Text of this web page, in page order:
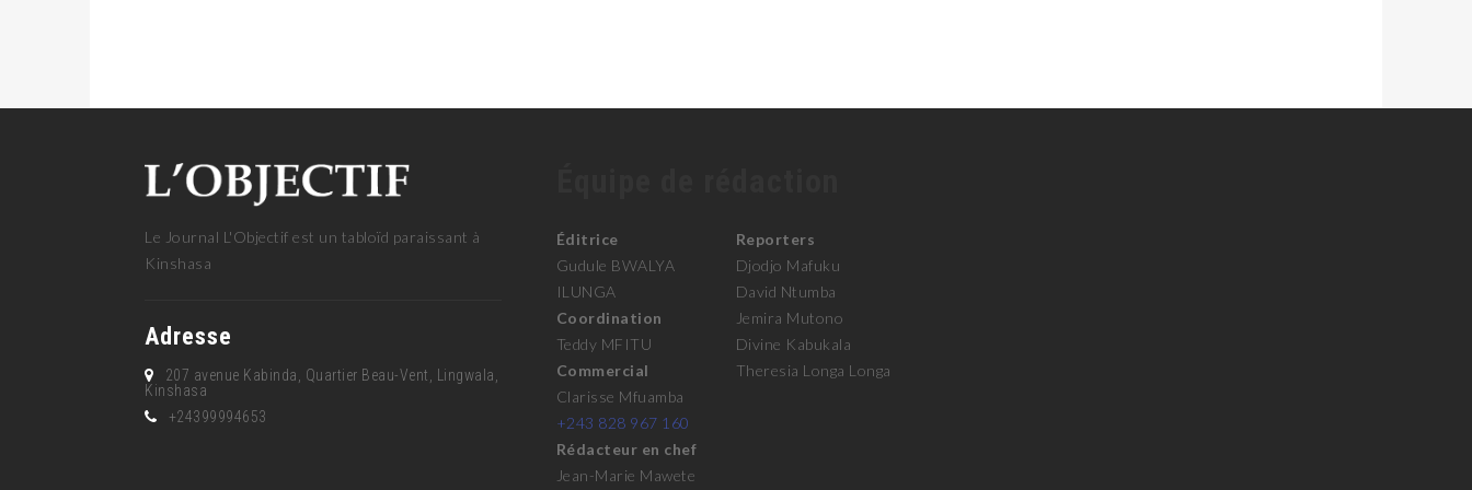
Le Journal L'Objectif est un tabloïd paraissant à
Kinshasa
Adresse
207 avenue Kabinda, Quartier Beau-Vent, Lingwala,
Kinshasa
+24399994653
Éditrice
Gudule BWALYA
ILUNGA
Coordination
Teddy MFITU
Commercial
Clarisse Mfuamba
+243 828 967 160
Rédacteur en chef
Jean-Marie Mawete
Reporters
Djodjo Mafuku
David Ntumba
Jemira Mutono
Divine Kabukala
Theresia Longa Longa